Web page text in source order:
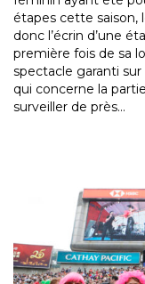
étapes cette saison,
donc l’écrin d’une
première fois de sa
spectacle garanti
qui concerne la
surveiller de près…